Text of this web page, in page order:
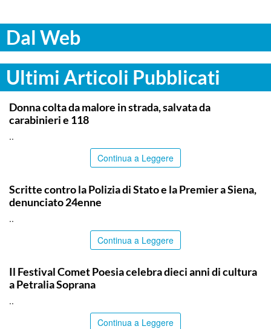
Dal Web
Ultimi Articoli Pubblicati
PALERMO
Donna colta da malore in strada, salvata da
carabinieri e 118
..
Continua a Leggere
Scritte contro la Polizia di Stato e la Premier a Siena,
denunciato 24enne
..
Continua a Leggere
Il Festival Comet Poesia celebra dieci anni di cultura
a Petralia Soprana
..
Continua a Leggere